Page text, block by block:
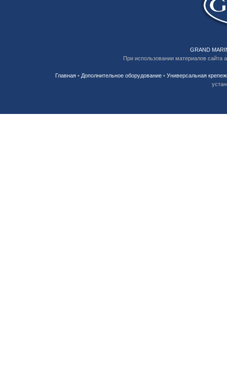
GRAND
При использовании материалов сайта
Главная • Дополнительное оборудование • Универсальная